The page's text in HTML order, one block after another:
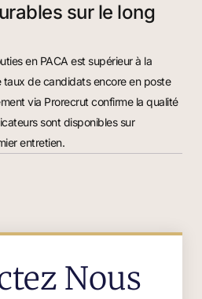
sur le long
en PACA est supérieur à la
de candidats encore en poste
via Prorecrut confirme la qualité
sont disponibles sur
entretien.
Nous